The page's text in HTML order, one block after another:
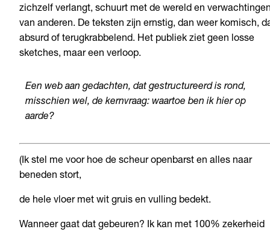
zichzelf verlangt, schuurt met de wereld en
van anderen. De teksten zijn ernstig, dan weer komisch,
absurd of terugkrabbelend. Het publiek ziet geen losse
sketches, maar een verloop.
Een web aan gedachten, dat gestructureerd is rond,
misschien wel, de kernvraag: waartoe ben ik hier op
aarde?
(Ik stel me voor hoe de scheur openbarst en alles naar
beneden stort,
de hele vloer met wit gruis en vulling bedekt.
Wanneer gaat dat gebeuren? Ik kan met 100% zekerheid